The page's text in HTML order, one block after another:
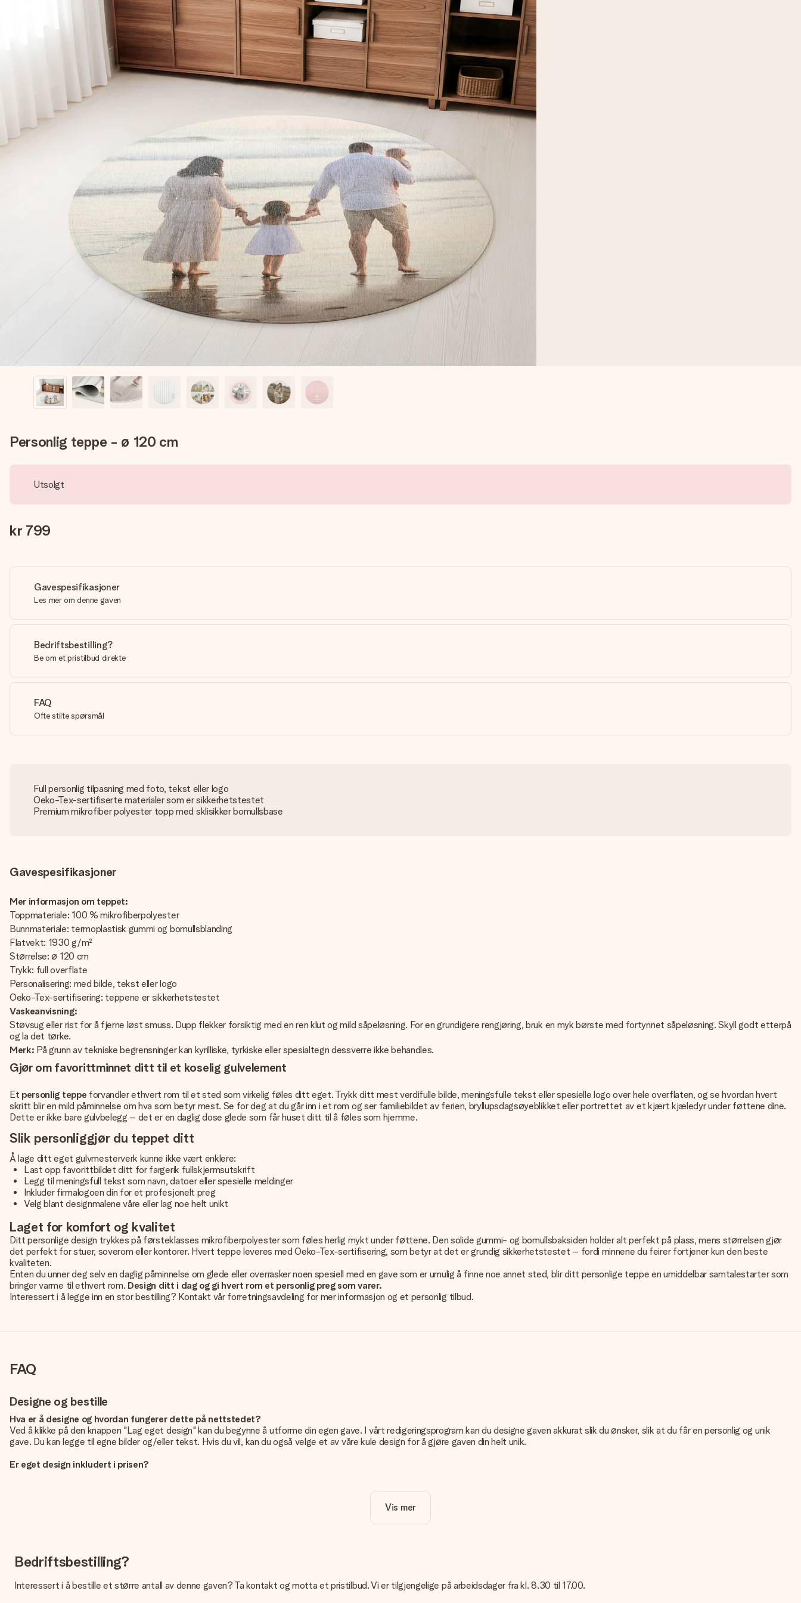
Personlig teppe - ø 120 cm
Utsolgt
kr 799
Gavespesifikasjoner
Les mer om denne gaven
Bedriftsbestilling?
Be om et pristilbud direkte
FAQ
Ofte stilte spørsmål
Full personlig tilpasning med foto, tekst eller logo
Oeko-Tex-sertifiserte materialer som er sikkerhetstestet
Premium mikrofiber polyester topp med sklisikker bomullsbase
Gavespesifikasjoner
Mer informasjon om teppet:
Toppmateriale: 100 % mikrofiberpolyester
Bunnmateriale: termoplastisk gummi og bomullsblanding
Flatvekt: 1930 g/m²
Størrelse: ø 120 cm
Trykk: full overflate
Personalisering: med bilde, tekst eller logo
Oeko-Tex-sertifisering: teppene er sikkerhetstestet
Vaskeanvisning:
Støvsug eller rist for å fjerne løst smuss. Dupp flekker forsiktig med en ren klut og mild såpeløsning. For en grundigere rengjøring, bruk en myk børste med fortynnet såpeløsning. Skyll godt etterpå
og la det tørke.
Merk: På grunn av tekniske begrensninger kan kyrilliske, tyrkiske eller spesialtegn dessverre ikke behandles.
Gjør om favorittminnet ditt til et koselig gulvelement
Et personlig teppe forvandler ethvert rom til et sted som virkelig føles ditt eget. Trykk ditt mest verdifulle bilde, meningsfulle tekst eller spesielle logo over hele overflaten, og se hvordan hvert
skritt blir en mild påminnelse om hva som betyr mest. Se for deg at du går inn i et rom og ser familiebildet av ferien, bryllupsdagsøyeblikket eller portrettet av et kjært kjæledyr under føttene dine.
Dette er ikke bare gulvbelegg – det er en daglig dose glede som får huset ditt til å føles som hjemme.
Slik personliggjør du teppet ditt
Å lage ditt eget gulvmesterverk kunne ikke vært enklere:
Last opp favorittbildet ditt for fargerik fullskjermsutskrift
Legg til meningsfull tekst som navn, datoer eller spesielle meldinger
Inkluder firmalogoen din for et profesjonelt preg
Velg blant designmalene våre eller lag noe helt unikt
Laget for komfort og kvalitet
Ditt personlige design trykkes på førsteklasses mikrofiberpolyester som føles herlig mykt under føttene. Den solide gummi- og bomullsbaksiden holder alt perfekt på plass, mens størrelsen gjør
det perfekt for stuer, soverom eller kontorer. Hvert teppe leveres med Oeko-Tex-sertifisering, som betyr at det er grundig sikkerhetstestet – fordi minnene du feirer fortjener kun den beste
kvaliteten.
Enten du unner deg selv en daglig påminnelse om glede eller overrasker noen spesiell med en gave som er umulig å finne noe annet sted, blir ditt personlige teppe en umiddelbar samtalestarter som
bringer varme til ethvert rom. Design ditt i dag og gi hvert rom et personlig preg som varer.
Interessert i å legge inn en stor bestilling? Kontakt vår forretningsavdeling for mer informasjon og et personlig tilbud.
FAQ
Designe og bestille
Hva er å designe og hvordan fungerer dette på nettstedet?
Ved å klikke på den knappen "Lag eget design" kan du begynne å utforme din egen gave. I vårt redigeringsprogram kan du designe gaven akkurat slik du ønsker, slik at du får en personlig og unik
gave. Du kan legge til egne bilder og/eller tekst. Hvis du vil, kan du også velge et av våre kule design for å gjøre gaven din helt unik.
Er eget design inkludert i prisen?
IVi vil være sikre på at du er helt fornøyd med gaven din. Derfor er det viktig å bruke bilder av høy kvalitet. Hvis du er usikker på kvaliteten på bildet ditt, kan du kontakte vår kundeservice og legge
ved bildet ditt sammen med gaven du er interessert i å bestille. De kan da sjekke kvaliteten for deg!
Du kan laste opp JPG- og PNG-filer i redigeringsprogrammet vårt. Er dette for teknisk for deg eller har du et bilde av et annet format du gjerne vil bruke? Ta kontakt med vår kundeservice; igjen,
de er glade for å hjelpe deg!
Hva om fargen eller alternativet jeg vil ha ikke er tilgjengelig?
Vis mer
Bedriftsbestilling?
Interessert i å bestille et større antall av denne gaven? Ta kontakt og motta et pristilbud. Vi er tilgjengelige på arbeidsdager fra kl. 8.30 til 17.00.